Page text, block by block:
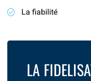
La fiabilité
LA